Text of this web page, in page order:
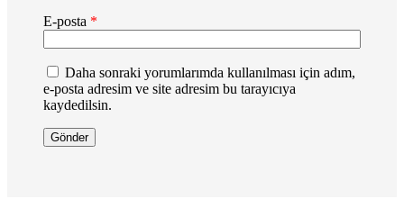
E-posta *
Daha sonraki yorumlarımda kullanılması için adım,
e-posta adresim ve site adresim bu tarayıcıya
kaydedilsin.